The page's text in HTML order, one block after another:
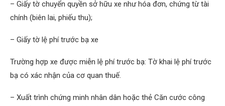
– Giấy tờ chuyển quyền sở hữu xe như hóa đơn, chứng từ tài
chính (biên lai, phiếu thu);
– Giấy tờ lệ phí trước bạ xe
Trường hợp xe được miễn lệ phí trước bạ: Tờ khai lệ phí trước
bạ có xác nhận của cơ quan thuế.
– Xuất trình chứng minh nhân dân hoặc thẻ Căn cước công